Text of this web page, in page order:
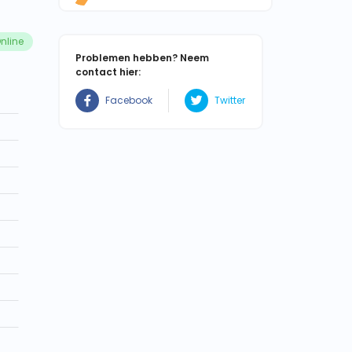
Problemen hebben? Neem
contact hier:
Facebook Twitter